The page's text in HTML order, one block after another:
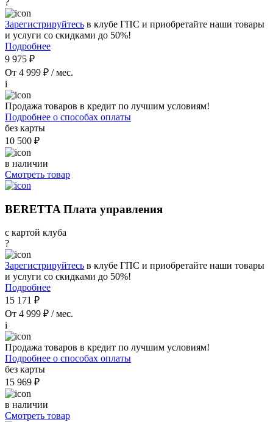
?
Зарегистрируйтесь в клубе ГПС и приобретайте наши товары
и услуги со скидками до 50%!
Подробнее
9 975 ₽
От 4 999 ₽ / мес.
i
Продажа товаров в кредит по лучшим условиям!
Подробнее о способах оплаты
без карты
10 500 ₽
в наличии
Смотреть товар
BERETTA Плата управления
с картой клуба
?
Зарегистрируйтесь в клубе ГПС и приобретайте наши товары
и услуги со скидками до 50%!
Подробнее
15 171 ₽
От 4 999 ₽ / мес.
i
Продажа товаров в кредит по лучшим условиям!
Подробнее о способах оплаты
без карты
15 969 ₽
в наличии
Смотреть товар